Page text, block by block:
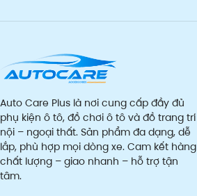
Auto Care Plus là nơi cung cấp đầy đủ
phụ kiện ô tô, đồ chơi ô tô và đồ trang trí
nội – ngoại thất. Sản phẩm đa dạng, dễ
lắp, phù hợp mọi dòng xe. Cam kết hàng
chất lượng – giao nhanh – hỗ trợ tận
tâm.